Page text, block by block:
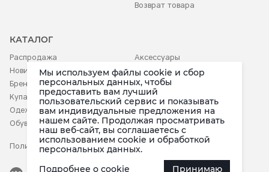
Возврат товара
КАТАЛОГ
Распродажа
Новинки
Бренды
Купальники
Одежда
Обувь
Аксессуары
Белье
Детское
Политика конфиденциальности
Мы используем файлы cookie и сбор
персональных данных, чтобы
предоставить вам лучший
пользовательский сервис и показывать
вам индивидуальные предложения на
нашем сайте. Продолжая просматривать
наш веб-сайт, вы соглашаетесь c
использованием cookie и обработкой
персональных данных.
Подробнее о cookie
Принимаю